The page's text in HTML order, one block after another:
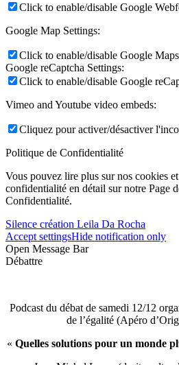
Click to enable/disable Google
Google Map Settings:
Click to enable/disable Google
Google reCaptcha Settings:
Click to enable/disable Google
Vimeo and Youtube video embeds:
Cliquez pour activer/désactiver
Politique de Confidentialité
Vous pouvez lire plus sur nos cookies
confidentialité en détail sur notre Page
Confidentialité.
Silence création Leila Da Rocha
Accept settingsHide notification only
Open Message Bar
Débattre
Podcast du débat de samedi 12/12
de l’égalité (Apéro
« Quelles solutions pour un monde